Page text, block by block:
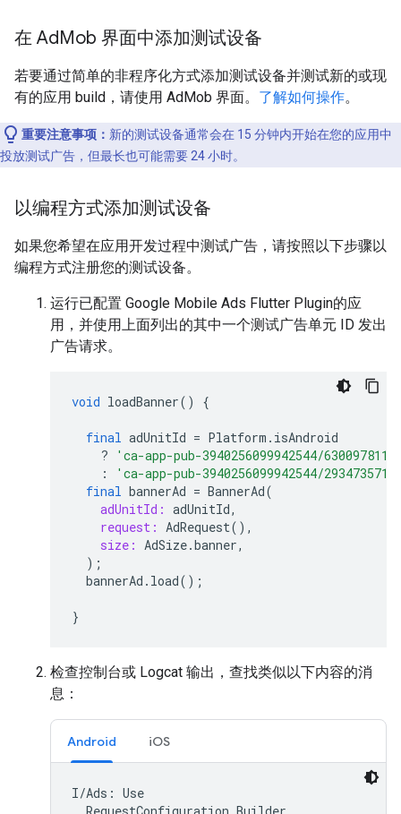
在 AdMob 界面中添加测试设备
若要通过简单的非程序化方式添加测试设备并测试新的或现
有的应用 build，请使用 AdMob 界面。 了解如何操作。
重要注意事项： 新的测试设备通常会在 15 分钟内开始在您的应用中
投放测试广告，但最长也可能需要 24 小时。
以编程方式添加测试设备
如果您希望在应用开发过程中测试广告，请按照以下步骤以
编程方式注册您的测试设备。
运行已配置 Google Mobile Ads Flutter Plugin的应
用，并使用上面列出的其中一个测试广告单元 ID 发出
广告请求。
void loadBanner() {
final adUnitId = Platform . isAndroid
?
'ca-app-pub-3940256099942544/
:
'ca-app-pub-3940256099942544/
final bannerAd = BannerAd(
adUnitId: adUnitId,
request: AdRequest(),
size: AdSize.banner,
);
bannerAd . load();
}
检查控制台或 Logcat 输出，查找类似以下内容的消
息：
Android iOS
I/Ads: Use